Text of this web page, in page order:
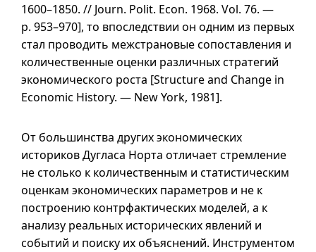
1600–1850. // Journ. Polit. Econ. 1968. Vol. 76. —
p. 953–970], то впоследствии он одним из первых
стал проводить межстрановые сопоставления и
количественные оценки различных стратегий
экономического роста [Structure and Change in
Economic History. — New York, 1981].
От большинства других экономических
историков Дугласа Норта отличает стремление
не столько к количественным и статистическим
оценкам экономических параметров и не к
построению контрфактических моделей, а к
анализу реальных исторических явлений и
событий и поиску их объяснений. Инструментом